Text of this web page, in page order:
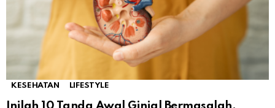
KESEHATAN LIFESTYLE